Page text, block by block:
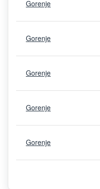
Gorenje
Gorenje
Gorenje
Gorenje
Gorenje